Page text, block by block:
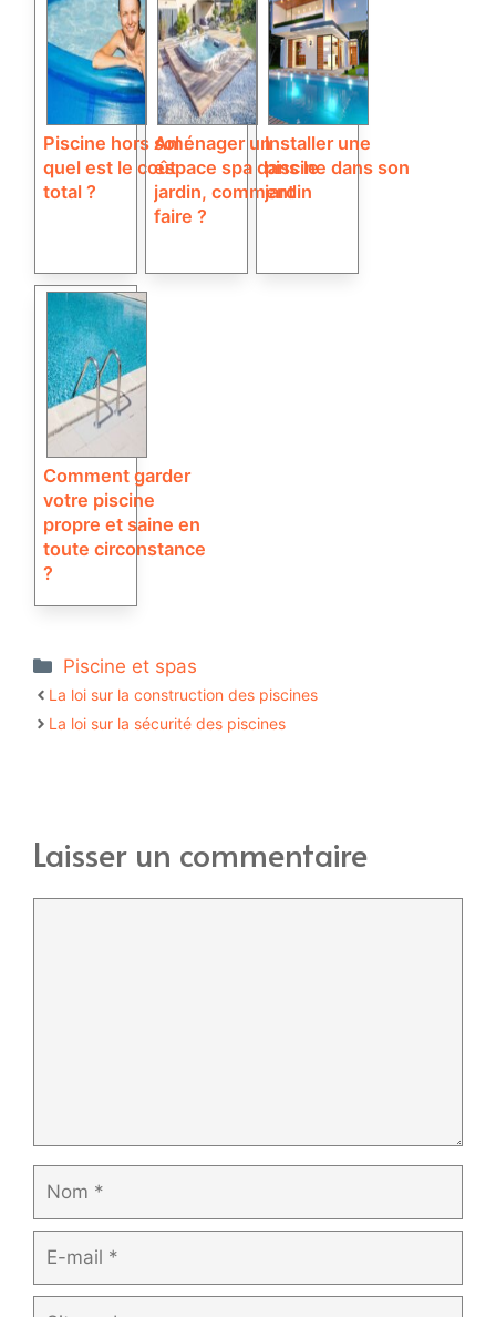
Piscine hors sol :
quel est le coût
total ?
Aménager un
espace spa dans le
jardin, comment
faire ?
Installer une
piscine dans son
jardin
Comment garder
votre piscine
propre et saine en
toute circonstance
?
Catégories
Piscine et spas
La loi sur la construction des piscines
La loi sur la sécurité des piscines
Laisser un commentaire
mail